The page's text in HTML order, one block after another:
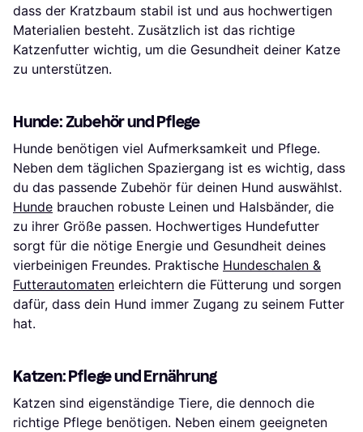
dass der Kratzbaum stabil ist und aus hochwertigen
Materialien besteht. Zusätzlich ist das richtige
Katzenfutter wichtig, um die Gesundheit deiner Katze
zu unterstützen.
Hunde: Zubehör und Pflege
Hunde benötigen viel Aufmerksamkeit und Pflege.
Neben dem täglichen Spaziergang ist es wichtig, dass
du das passende Zubehör für deinen Hund auswählst.
Hunde brauchen robuste Leinen und Halsbänder, die
zu ihrer Größe passen. Hochwertiges Hundefutter
sorgt für die nötige Energie und Gesundheit deines
vierbeinigen Freundes. Praktische Hundeschalen &
Futterautomaten erleichtern die Fütterung und sorgen
dafür, dass dein Hund immer Zugang zu seinem Futter
hat.
Katzen: Pflege und Ernährung
Katzen sind eigenständige Tiere, die dennoch die
richtige Pflege benötigen. Neben einem geeigneten